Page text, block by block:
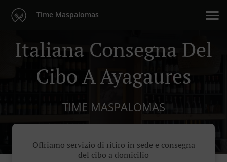
Time Maspalomas
Italiana Consegna Del
Cibo A Ayagaures
TIME MASPALOMAS
Offriamo servizio di ritiro in sede e consegna
del cibo a domicilio